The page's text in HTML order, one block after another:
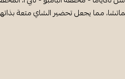
مما يجعل تحضير الشاي متعة